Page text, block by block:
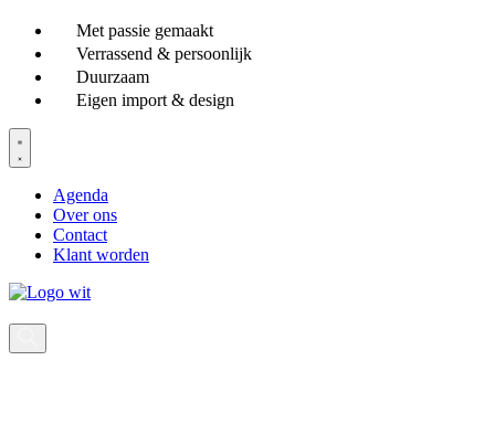
inhoud
Met passie gemaakt
Verrassend & persoonlijk
Duurzaam
Eigen import & design
Agenda
Over ons
Contact
Klant worden
zoeken